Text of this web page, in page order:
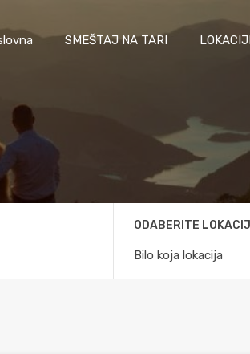
SMEŠTAJ NA TARI
ODABERITE
Bilo koja lokacija